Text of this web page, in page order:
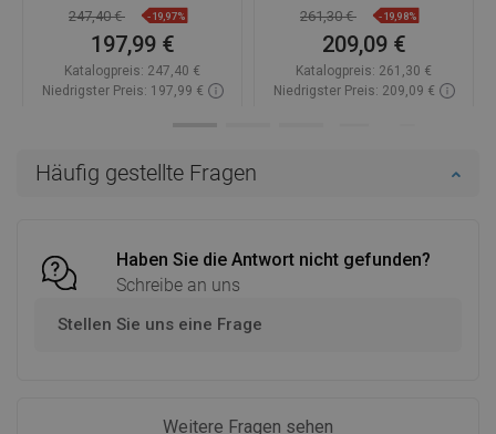
Häufig gestellte Fragen
Haben Sie die Antwort nicht gefunden?
Schreibe an uns
Stellen Sie uns eine Frage
Weitere Fragen sehen
01-00
247,40 € -19,97%
197,99 €
Katalogpreis: 247,40 €
Niedrigster Preis: 197,99 €
01-00
261,30 € -19,98%
209,09 €
Katalogpreis: 261,30 €
Niedrigster Preis: 209,09 €